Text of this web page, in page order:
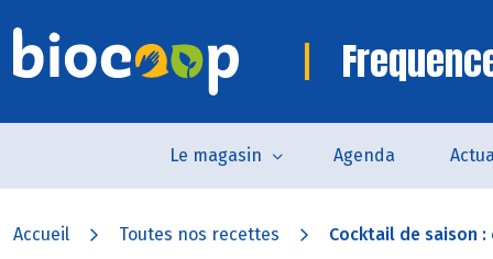
Le magasin Agenda
Accueil Toutes nos recettes Cocktail de saison :